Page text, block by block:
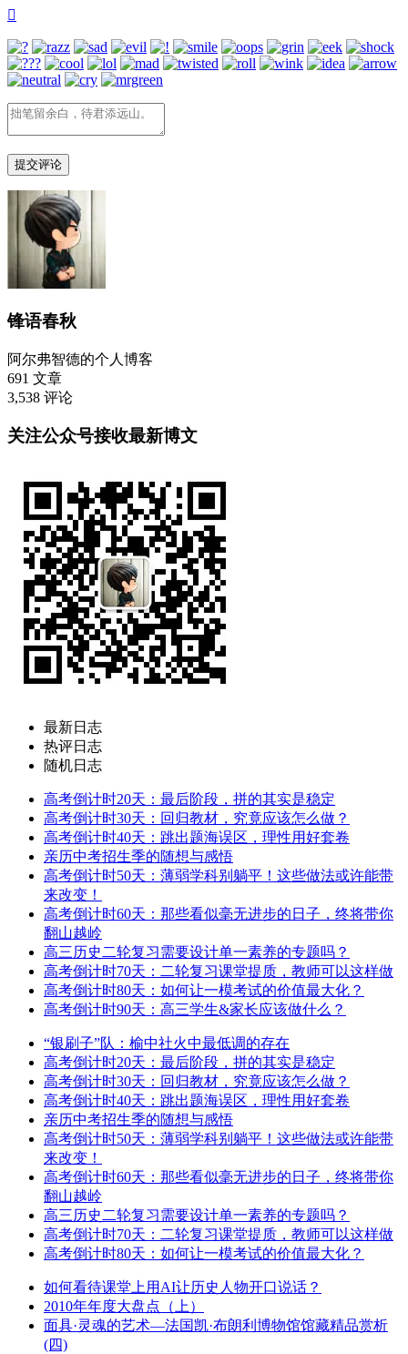

锋语春秋
阿尔弗智德的个人博客
691 文章
3,538 评论
关注公众号接收最新博文
最新日志
热评日志
随机日志
高考倒计时20天：最后阶段，拼的其实是稳定
高考倒计时30天：回归教材，究竟应该怎么做？
高考倒计时40天：跳出题海误区，理性用好套卷
亲历中考招生季的随想与感悟
高考倒计时50天：薄弱学科别躺平！这些做法或许能带
来改变！
高考倒计时60天：那些看似毫无进步的日子，终将带你
翻山越岭
高三历史二轮复习需要设计单一素养的专题吗？
高考倒计时70天：二轮复习课堂提质，教师可以这样做
高考倒计时80天：如何让一模考试的价值最大化？
高考倒计时90天：高三学生&家长应该做什么？
“银刷子”队：榆中社火中最低调的存在
高考倒计时20天：最后阶段，拼的其实是稳定
高考倒计时30天：回归教材，究竟应该怎么做？
高考倒计时40天：跳出题海误区，理性用好套卷
亲历中考招生季的随想与感悟
高考倒计时50天：薄弱学科别躺平！这些做法或许能带
来改变！
高考倒计时60天：那些看似毫无进步的日子，终将带你
翻山越岭
高三历史二轮复习需要设计单一素养的专题吗？
高考倒计时70天：二轮复习课堂提质，教师可以这样做
高考倒计时80天：如何让一模考试的价值最大化？
如何看待课堂上用AI让历史人物开口说话？
2010年年度大盘点（上）
面具·灵魂的艺术—法国凯·布朗利博物馆馆藏精品赏析
(四)